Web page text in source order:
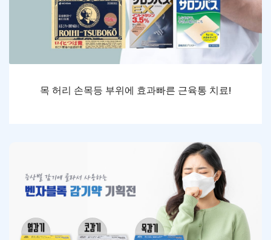
목 허리 손목등 부위에 효과빠른 근육통 치료!